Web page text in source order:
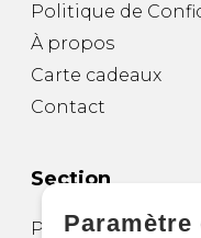
Politique de
À propos
Carte cadeaux
Contact
Section
Partitions pour
Paramètre